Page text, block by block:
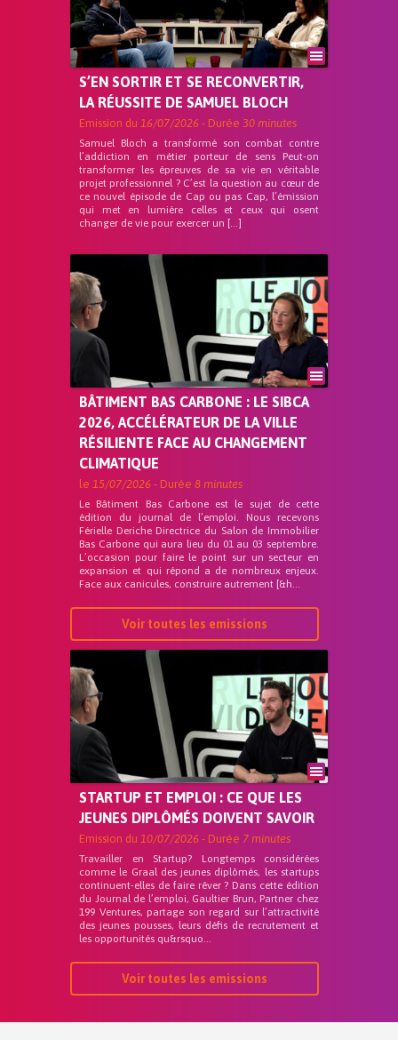
S’EN SORTIR ET SE RECONVERTIR,
LA RÉUSSITE DE SAMUEL BLOCH
Emission du 16/07/2026 - Durée 30 minutes
Samuel Bloch a transformé son combat contre
l’addiction en métier porteur de sens Peut-on
transformer les épreuves de sa vie en véritable
projet professionnel ? C’est la question au cœur de
ce nouvel épisode de Cap ou pas Cap, l’émission
qui met en lumière celles et ceux qui osent
changer de vie pour exercer un […]
BÂTIMENT BAS CARBONE : LE SIBCA
2026, ACCÉLÉRATEUR DE LA VILLE
RÉSILIENTE FACE AU CHANGEMENT
CLIMATIQUE
le 15/07/2026 - Durée 8 minutes
Le Bâtiment Bas Carbone est le sujet de cette
édition du journal de l’emploi. Nous recevons
Férielle Deriche Directrice du Salon de Immobilier
Bas Carbone qui aura lieu du 01 au 03 septembre.
L’occasion pour faire le point sur un secteur en
expansion et qui répond a de nombreux enjeux.
Face aux canicules, construire autrement [&h...
Voir toutes les emissions
STARTUP ET EMPLOI : CE QUE LES
JEUNES DIPLÔMÉS DOIVENT SAVOIR
Emission du 10/07/2026 - Durée 7 minutes
Travailler en Startup? Longtemps considérées
comme le Graal des jeunes diplômés, les startups
continuent-elles de faire rêver ? Dans cette édition
du Journal de l’emploi, Gaultier Brun, Partner chez
199 Ventures, partage son regard sur l’attractivité
des jeunes pousses, leurs défis de recrutement et
les opportunités qu&rsquo...
Voir toutes les emissions